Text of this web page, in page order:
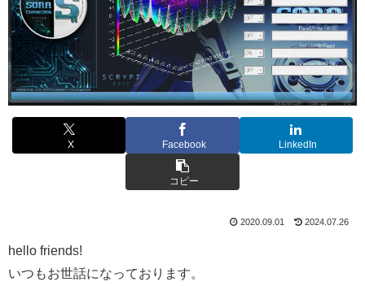
X Facebook LinkedIn
コピー
2020.09.01 2024.07.26
hello friends!
いつもお世話になっております。